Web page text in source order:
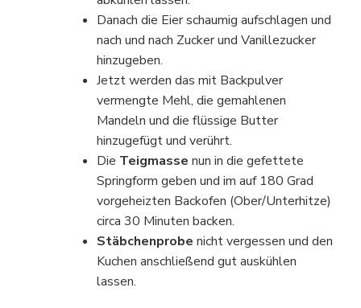
Danach die Eier schaumig aufschlagen und
nach und nach Zucker und Vanillezucker
hinzugeben.
Jetzt werden das mit Backpulver
vermengte Mehl, die gemahlenen
Mandeln und die flüssige Butter
hinzugefügt und verührt.
Die Teigmasse nun in die gefettete
Springform geben und im auf 180 Grad
vorgeheizten Backofen (Ober/Unterhitze)
circa 30 Minuten backen.
Stäbchenprobe nicht vergessen und den
Kuchen anschließend gut auskühlen
lassen.